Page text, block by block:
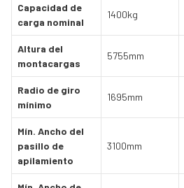
Capacidad de
carga nominal
1400kg
Altura del
montacargas
5755mm
Radio de giro
mínimo
1695mm
Mín. Ancho del
pasillo de
apilamiento
3100mm